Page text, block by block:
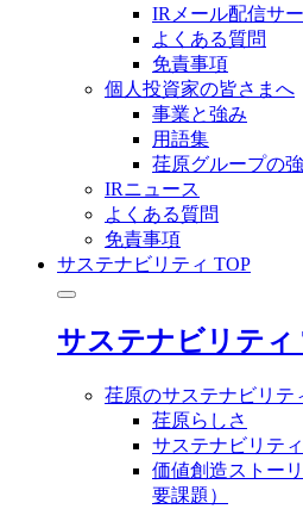
IRメール配信サ
よくある質問
免責事項
個人投資家の皆さまへ
事業と強み
用語集
荏原グループの
IRニュース
よくある質問
免責事項
サステナビリティ TOP
サステナビリティ
荏原のサステナビリテ
荏原らしさ
サステナビリテ
価値創造ストー
要課題）